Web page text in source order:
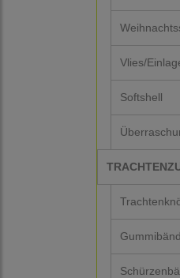
Vlies/
Softshell